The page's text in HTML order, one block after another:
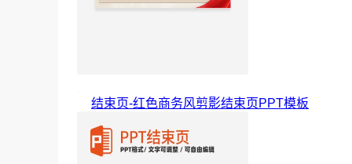
结束页-红色商务风剪影结束页PPT模板